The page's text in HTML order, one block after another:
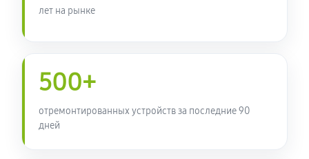
450 руб
лет на рынке
500+
отремонтированных устройств за последние 90
дней